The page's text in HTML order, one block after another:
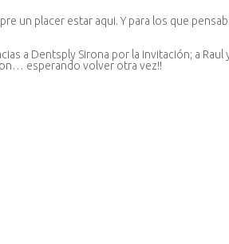
un placer estar aqui. Y para los que
a Dentsply Sirona por la invitación; a
esperando volver otra vez!!